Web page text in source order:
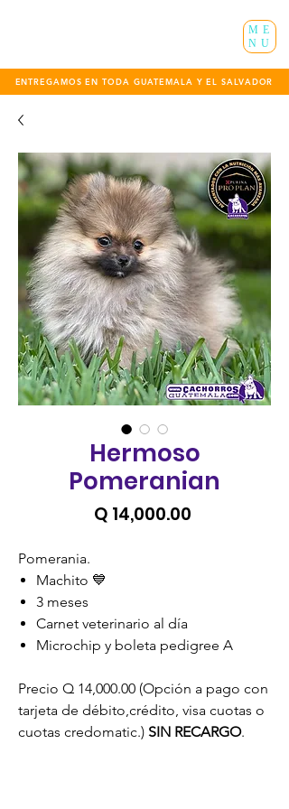
ENTREGAMOS EN TODA GUATEMALA Y EL SALVADOR
ME
NU
Hermoso
Pomeranian
Q 14,000.00Precio
Pomerania.
Machito 💙
3 meses
Carnet veterinario al día
Microchip y boleta pedigree A
Precio Q 14,000.00 (Opción a pago con
tarjeta de débito,crédito, visa cuotas o
cuotas credomatic.) SIN RECARGO.